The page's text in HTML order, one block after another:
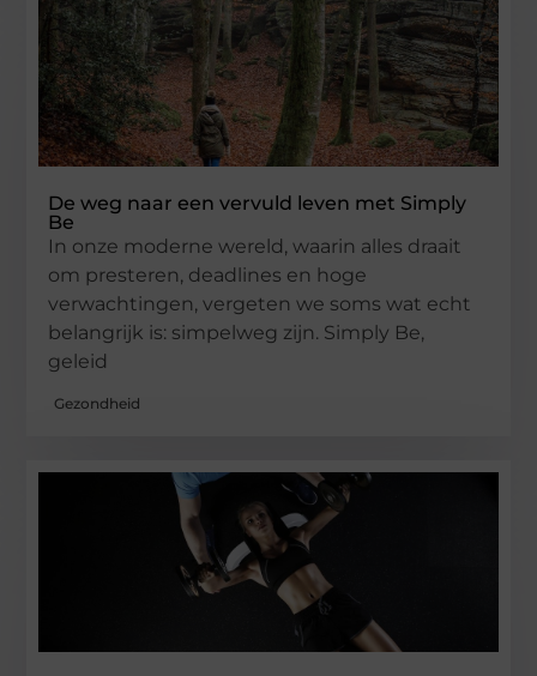
De weg naar een vervuld leven met Simply
Be
In onze moderne wereld, waarin alles draait
om presteren, deadlines en hoge
verwachtingen, vergeten we soms wat echt
belangrijk is: simpelweg zijn. Simply Be,
geleid
Gezondheid